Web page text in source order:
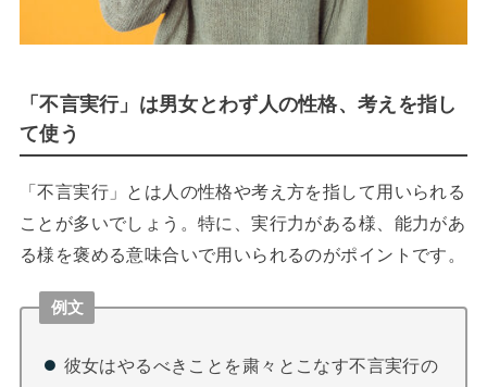
「不言実行」は男女とわず人の性格、考えを指し
て使う
「不言実行」とは人の性格や考え方を指して用いられる
ことが多いでしょう。特に、実行力がある様、能力があ
る様を褒める意味合いで用いられるのがポイントです。
例文
彼女はやるべきことを粛々とこなす不言実行の